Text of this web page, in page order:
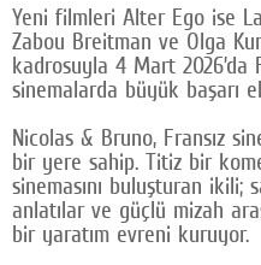
Yeni filmleri Alter Ego ise
Zabou Breitman ve Olga
kadrosuyla 4 Mart 2026’da
sinemalarda büyük başarı
Nicolas & Bruno, Fransız
bir yere sahip. Titiz bir
sinemasını buluşturan ikili;
anlatılar ve güçlü mizah
bir yaratım evreni kuruyor.